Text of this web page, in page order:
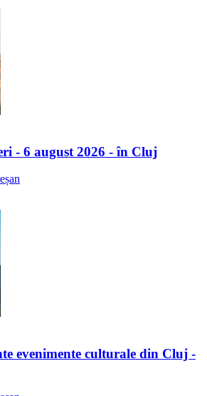
- 6 august 2026 - în Cluj
evenimente culturale din Cluj -